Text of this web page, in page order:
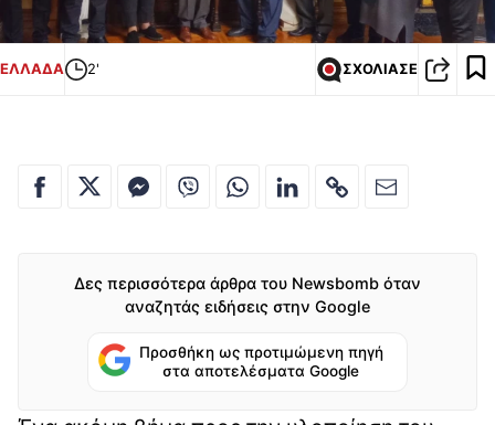
ΕΛΛΑΔΑ 2' ΣΧΟΛΙΑΣΕ
Δες περισσότερα άρθρα του Newsbomb όταν
αναζητάς ειδήσεις στην Google
Προσθήκη ως προτιμώμενη πηγή
στα αποτελέσματα Google